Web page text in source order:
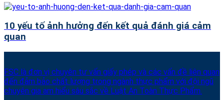
10 yếu tố ảnh hưởng đến kết quả đánh giá cảm
quan
FSC là đơn vị chuyên tư vấn giấy phép và các vấn đề liên quan
đến đảm bảo chất lượng trong ngành thực phẩm với đội ngũ
chuyên gia am hiểu sâu sắc về Luật An Toàn Thực Phẩm.